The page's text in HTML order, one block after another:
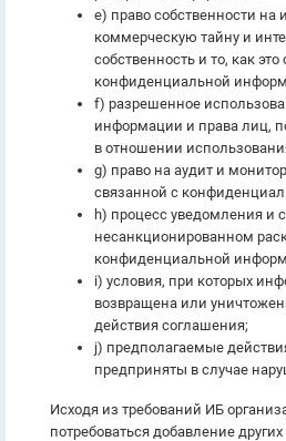
e) право собственности
коммерческую тайну и
собственность и то, как
конфиденциальной
f) разрешенное
информации и права лиц,
в отношении
g) право на аудит и
связанной с
h) процесс уведомления и
несанкционированном
конфиденциальной
i) условия, при которых
возвращена или
действия соглашения;
j) предполагаемые
предприняты в случае
Исходя из требований ИБ
потребоваться добавление